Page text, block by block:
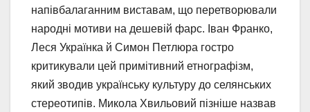
напівбалаганним виставам, що перетворювали
народні мотиви на дешевій фарс. Іван Франко,
Леся Українка й Симон Петлюра гостро
критикували цей примітивний етнографізм,
який зводив українську культуру до селянських
стереотипів. Микола Хвильовий пізніше назвав